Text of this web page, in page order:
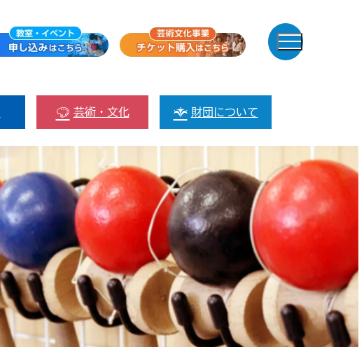
芸術・文化 財団について